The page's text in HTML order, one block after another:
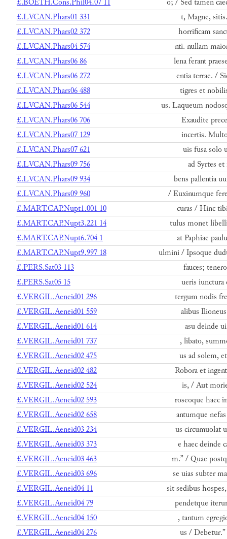
£.LVCAN.Phars01 331
t, Magne,
£.LVCAN.Phars02 372
horrificam
£.LVCAN.Phars04 574
nti. nullam
£.LVCAN.Phars06 86
lena ferant
£.LVCAN.Phars06 272
entia terrae. /
£.LVCAN.Phars06 488
tigres et
£.LVCAN.Phars06 544
us. Laqueum
£.LVCAN.Phars06 706
Exaudite
£.LVCAN.Phars07 129
incertis.
£.LVCAN.Phars07 621
uis fusa solo
£.LVCAN.Phars09 756
ad Syrtes
£.LVCAN.Phars09 934
bens pallentia
£.LVCAN.Phars09 960
/ Euxinumque
£.MART.CAP.Nupt1.001 10
curas / Hinc
£.MART.CAP.Nupt3.221 14
tulus monet
£.MART.CAP.Nupt6.704 1
at Paphiae
£.MART.CAP.Nupt9.997 18
ulmini / Ipsoque
£.PERS.Sat03 113
fauces;
£.PERS.Sat05 15
ueris iunctura
£.VERGIL.Aeneid01 296
tergum nodis
£.VERGIL.Aeneid01 559
alibus
£.VERGIL.Aeneid01 614
asu deinde
£.VERGIL.Aeneid01 737
, libato,
£.VERGIL.Aeneid02 475
us ad solem,
£.VERGIL.Aeneid02 482
Robora et
£.VERGIL.Aeneid02 524
is, / Aut
£.VERGIL.Aeneid02 593
roseoque haec
£.VERGIL.Aeneid02 658
antumque
£.VERGIL.Aeneid03 234
us circumuolat
£.VERGIL.Aeneid03 373
e haec deinde
£.VERGIL.Aeneid03 463
m.” / Quae
£.VERGIL.Aeneid03 696
se uias subter
£.VERGIL.Aeneid04 11
sit sedibus
£.VERGIL.Aeneid04 79
pendetque
£.VERGIL.Aeneid04 150
, tantum
£.VERGIL.Aeneid04 276
us /